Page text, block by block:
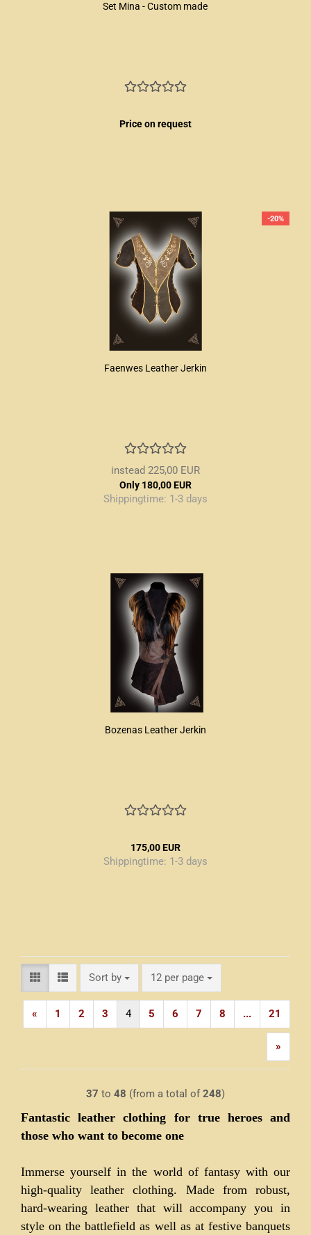
Set Mina - Custom made
Price on request
-20%
Faenwes Leather Jerkin
instead 225,00 EUR
Only 180,00 EUR
Shippingtime: 1-3 days
Bozenas Leather Jerkin
175,00 EUR
Shippingtime: 1-3 days
Sort by
Sort by 12 per page
per page
« 1 2 3 4 5 6 7 8 ... 21
»
37 to 48 (from a total of248)
Fantastic leather clothing for true heroes and
those who want to become one
Immerse yourself in the world of fantasy with our
high-quality leather clothing. Made from robust,
hard-wearing leather that will accompany you in
style on the battlefield as well as at festive banquets